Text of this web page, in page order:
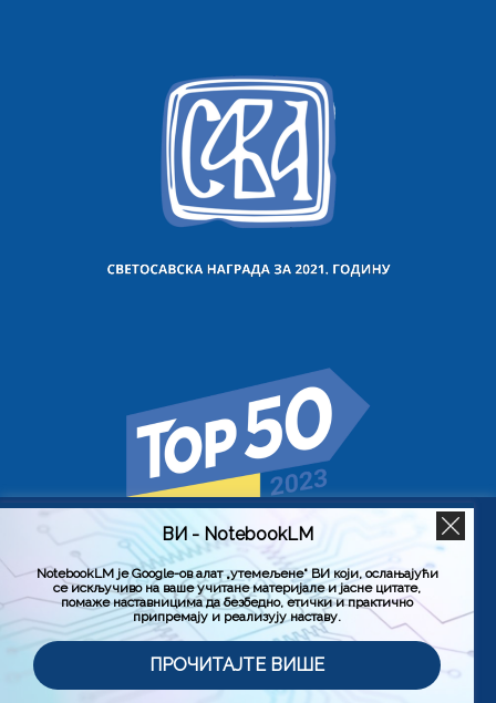
Политика приватности Услови коришћења (Лиценца)
Користимо колачиће на овој веб страници да бисмо вам
побољшали искуство коришћења нашег сајта тако што
ћемо запамтити ваше жељене поставке. Кликом на
„Прихвати све“, пристајете на употребу СВИХ колачића.
Међутим, можете да посетите „Подешавање колачића“
да бисте дали контролисану сагласност.
ВИ - NotebookLM
NotebookLM је Google-ов алат „утемељене“ ВИ који, ослањајући
се искључиво на ваше учитане материјале и јасне цитате,
помаже наставницима да безбедно, етички и практично
припремају и реализују наставу.
ПРОЧИТАЈТЕ ВИШЕ